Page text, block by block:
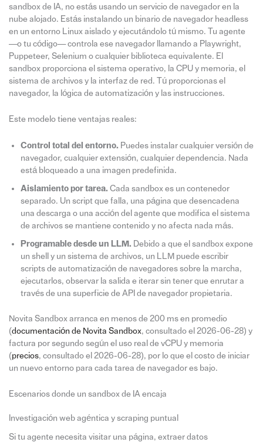
sandbox de IA, no estás usando un servicio de navegador en la
nube alojado. Estás instalando un binario de navegador headless
en un entorno Linux aislado y ejecutándolo tú mismo. Tu agente
—o tu código— controla ese navegador llamando a Playwright,
Puppeteer, Selenium o cualquier biblioteca equivalente. El
sandbox proporciona el sistema operativo, la CPU y memoria, el
sistema de archivos y la interfaz de red. Tú proporcionas el
navegador, la lógica de automatización y las instrucciones.
Este modelo tiene ventajas reales:
Control total del entorno. Puedes instalar cualquier versión de
navegador, cualquier extensión, cualquier dependencia. Nada
está bloqueado a una imagen predefinida.
Aislamiento por tarea. Cada sandbox es un contenedor
separado. Un script que falla, una página que desencadena
una descarga o una acción del agente que modifica el sistema
de archivos se mantiene contenido y no afecta nada más.
Programable desde un LLM. Debido a que el sandbox expone
un shell y un sistema de archivos, un LLM puede escribir
scripts de automatización de navegadores sobre la marcha,
ejecutarlos, observar la salida e iterar sin tener que enrutar a
través de una superficie de API de navegador propietaria.
Novita Sandbox arranca en menos de 200 ms en promedio
(documentación de Novita Sandbox, consultado el 2026-06-28) y
factura por segundo según el uso real de vCPU y memoria
(precios, consultado el 2026-06-28), por lo que el costo de iniciar
un nuevo entorno para cada tarea de navegador es bajo.
Escenarios donde un sandbox de IA encaja
Investigación web agéntica y scraping puntual
Si tu agente necesita visitar una página, extraer datos